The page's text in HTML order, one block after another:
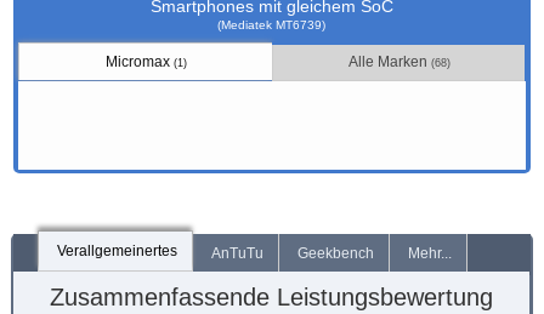
Smartphones mit gleichem SoC
(Mediatek MT6739)
Micromax (1) Alle Marken (68)
Verallgemeinertes AnTuTu Geekbench Mehr...
Zusammenfassende Leistungsbewertung